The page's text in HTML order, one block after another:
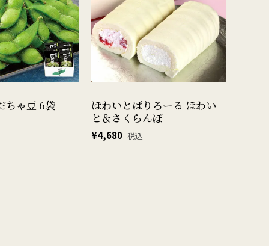
ちゃ豆 6袋
ほわいとぱりろーる ほわい
と＆さくらんぼ
¥4,680 税込